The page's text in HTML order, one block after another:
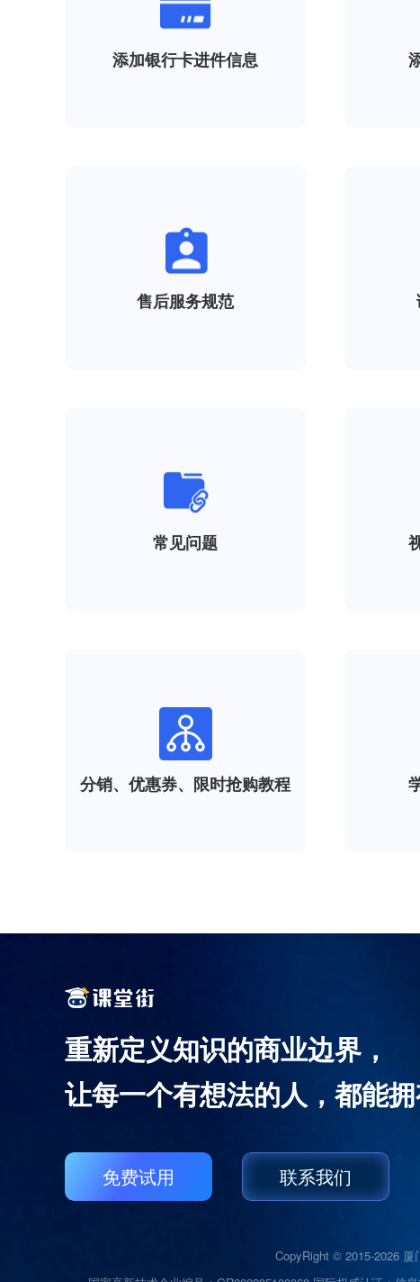
添加银行卡进件信息
售后服务规范
常见问题
分销、优惠券、限时抢购教程
重新定义知识的商业边界，
让每一个有想法的人，都能
免费试用 联系我们
CopyRight © 2015-2026 厦